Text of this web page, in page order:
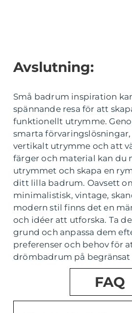
Avslutning:
Små badrum inspiration
spännande resa för att
funktionellt utrymme.
smarta
vertikalt utrymme och att
färger och material kan du
utrymmet och skapa en
ditt lilla badrum. Oavsett
minimalistisk, vintage,
modern stil finns det en
och idéer att utforska. Ta
grund och anpassa dem
preferenser och behov för
drömbadrum på
FAQ